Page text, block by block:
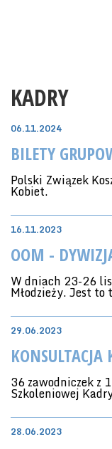
KADRY
06.11.2024
BILETY
Polski Związek
Kobiet.
16.11.2023
OOM -
W dniach 23-26
Młodzieży. Jest
29.06.2023
36 zawodniczek z
Szkoleniowej
28.06.2023